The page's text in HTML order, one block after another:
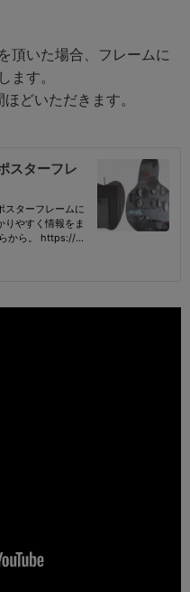
頂いた場合、フレームに
ます。
どいただきます。